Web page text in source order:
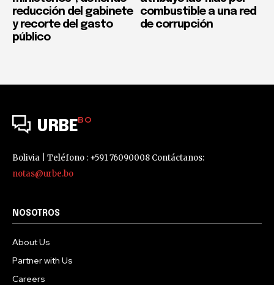
reducción del gabinete
y recorte del gasto
público
combustible a una red
de corrupción
URBEBO
Bolivia | Teléfono : +591 76090008 Contáctanos:
notas@urbe.bo
NOSOTROS
About Us
Partner with Us
Careers